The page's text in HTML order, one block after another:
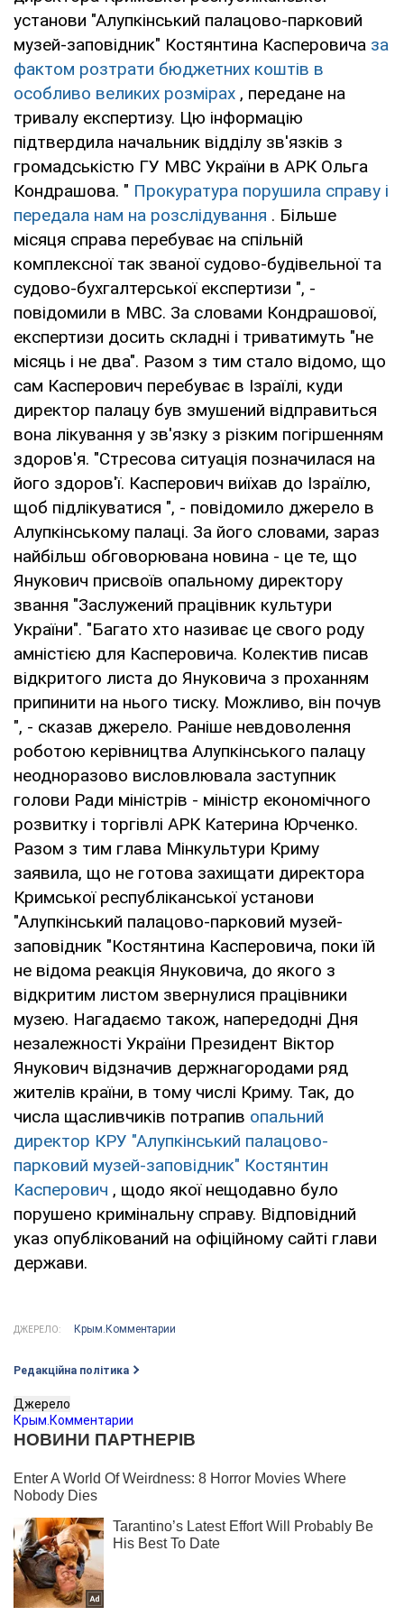
установи "Алупкінський палацово-парковий
музей-заповідник" Костянтина Касперовича за
фактом розтрати бюджетних коштів в
особливо великих розмірах , передане на
тривалу експертизу. Цю інформацію
підтвердила начальник відділу зв'язків з
громадськістю ГУ МВС України в АРК Ольга
Кондрашова. " Прокуратура порушила справу і
передала нам на розслідування . Більше
місяця справа перебуває на спільній
комплексної так званої судово-будівельної та
судово-бухгалтерської експертизи ", -
повідомили в МВС. За словами Кондрашової,
експертизи досить складні і триватимуть "не
місяць і не два". Разом з тим стало відомо, що
сам Касперович перебуває в Ізраїлі, куди
директор палацу був змушений відправиться
вона лікування у зв'язку з різким погіршенням
здоров'я. "Стресова ситуація позначилася на
його здоров'ї. Касперович виїхав до Ізраїлю,
щоб підлікуватися ", - повідомило джерело в
Алупкінському палаці. За його словами, зараз
найбільш обговорювана новина - це те, що
Янукович присвоїв опальному директору
звання "Заслужений працівник культури
України". "Багато хто називає це свого роду
амністією для Касперовича. Колектив писав
відкритого листа до Януковича з проханням
припинити на нього тиску. Можливо, він почув
", - сказав джерело. Раніше невдоволення
роботою керівництва Алупкінського палацу
неодноразово висловлювала заступник
голови Ради міністрів - міністр економічного
розвитку і торгівлі АРК Катерина Юрченко.
Разом з тим глава Мінкультури Криму
заявила, що не готова захищати директора
Кримської республіканської установи
"Алупкінський палацово-парковий музей-
заповідник "Костянтина Касперовича, поки їй
не відома реакція Януковича, до якого з
відкритим листом звернулися працівники
музею. Нагадаємо також, напередодні Дня
незалежності України Президент Віктор
Янукович відзначив держнагородами ряд
жителів країни, в тому числі Криму. Так, до
числа щасливчиків потрапив опальний
директор КРУ "Алупкінський палацово-
парковий музей-заповідник" Костянтин
Касперович , щодо якої нещодавно було
порушено кримінальну справу. Відповідний
указ опублікований на офіційному сайті глави
держави.
ДЖЕРЕЛО: Крым.Комментарии
Редакційна політика
Джерело
Крым.Комментарии